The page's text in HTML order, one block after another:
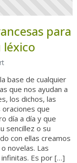
para
base de cualquier
que nos ayudan a
los dichos, las
que
día a día y que
sencillez o su
con ellas creamos
novelas. Las
Es por […]